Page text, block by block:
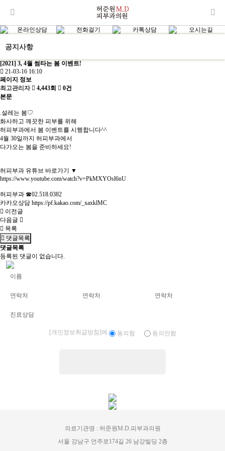
공지사항
[2021] 3, 4월 썸타는 봄 이벤트!
21-03-16 16:10
페이지 정보
최고관리자
4,443회
0건
본문
.설레는 봄♡
화사하고 깨끗한 피부를 위해
허피부과에서 봄 이벤트를 시행합니다^^
4월 30일까지 허피부과에서
다가오는 봄을 준비하세요!
허피부과 유튜브 바로가기 ▼
https://www.youtube.com/watch?v=PkMXYOsl6nU
허피부과 ☎02.518.0382
카카오상담 https://pf.kakao.com/_xaxklMC
이전글
다음글
목록
댓글목록
댓글목록
등록된 댓글이 없습니다.
[개인정보취급방침] 에 동의함 동의안함
의료기관명 : 허준원M.D.피부과의원
서울 강남구 언주로174길 26 남강빌딩 2층